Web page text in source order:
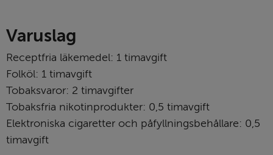
Varuslag
Receptfria läkemedel: 1 timavgift
Folköl: 1 timavgift
Tobaksvaror: 2 timavgifter
Tobaksfria nikotinprodukter: 0,5 timavgift
Elektroniska cigaretter och påfyllningsbehållare: 0,5
timavgift